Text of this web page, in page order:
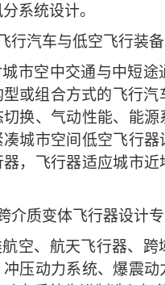
系统设计。
飞行汽车与低空飞行装
市空中交通与中短
或组合方式的飞行
切换、气动性能、能
凑城市空间低空飞行
器，飞行器适应城市
介质变体飞行器设计
空、航天飞行器、
冲压动力系统、爆震